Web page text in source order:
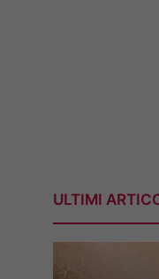
ULTIMI